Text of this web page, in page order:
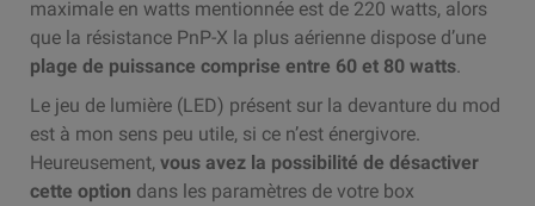
maximale en watts mentionnée est de 220 watts, alors
que la résistance PnP-X la plus aérienne dispose d’une
plage de puissance comprise entre 60 et 80 watts.
Le jeu de lumière (LED) présent sur la devanture du mod
est à mon sens peu utile, si ce n’est énergivore.
Heureusement, vous avez la possibilité de désactiver
cette option dans les paramètres de votre box